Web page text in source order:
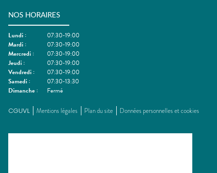
NOS HORAIRES
Lundi :
07:30-19:00
Mardi :
07:30-19:00
Mercredi :
07:30-19:00
Jeudi :
07:30-19:00
Vendredi :
07:30-19:00
Samedi :
07:30-13:30
Dimanche : Fermé
CGUVL Mentions légales Plan du site Données personnelles et cookies